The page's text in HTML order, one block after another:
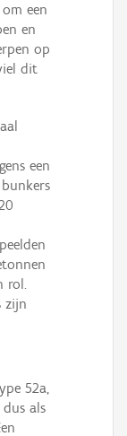
een
en
op
dit
een
rol.
zijn
52a,
dus als